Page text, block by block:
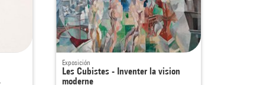
Exposición
Les Cubistes - Inventer la vision
moderne